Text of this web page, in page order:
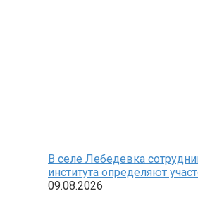
В селе Лебедевка
09.08.2026